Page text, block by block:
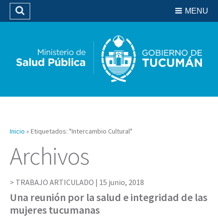
Biblioteca
MENU
Buscar
Inicio » Etiquetados: "Intercambio Cultural"
Archivos
TRABAJO ARTICULADO | 15 junio, 2018
Una reunión por la salud e integridad de las
mujeres tucumanas